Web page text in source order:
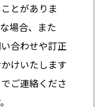
とがありま
場合、また
合わせや訂正
けいたします
ご連絡くださ